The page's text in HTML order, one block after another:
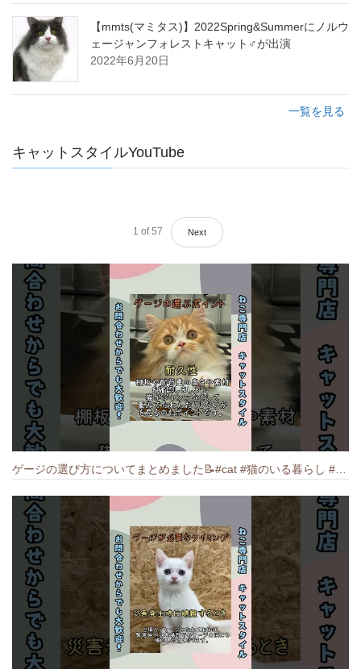
【mmts(マミタス)】2022Spring&Summerにノルウ
ェージャンフォレストキャット♂が出演
2022年6月20日
一覧を見る
キャットスタイルYouTube
1 of 57 Next